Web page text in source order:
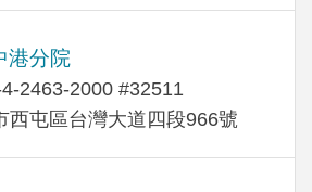
港分院
2463-2000 #32511
西屯區台灣大道四段966號